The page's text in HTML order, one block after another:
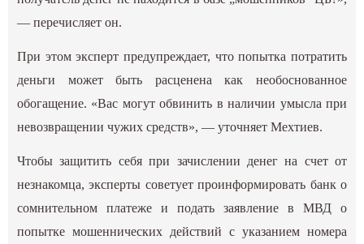
— перечисляет он.
При этом эксперт предупреждает, что попытка потратить
деньги может быть расценена как необоснованное
обогащение. «Вас могут обвинить в наличии умысла при
невозвращении чужих средств», — уточняет Мехтиев.
Чтобы защитить себя при зачислении денег на счет от
незнакомца, эксперты советует проинформировать банк о
сомнительном платеже и подать заявление в МВД о
попытке мошеннических действий с указанием номера